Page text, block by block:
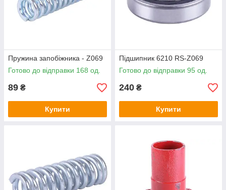
Пружина запобіжника - Z069
Готово до відправки 168 од.
89 ₴
Купити
Підшипник 6210 RS-Z069
Готово до відправки 95 од.
240 ₴
Купити